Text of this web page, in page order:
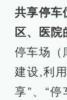
共享停车
区、医院
停车场（
建设,利
享”、“